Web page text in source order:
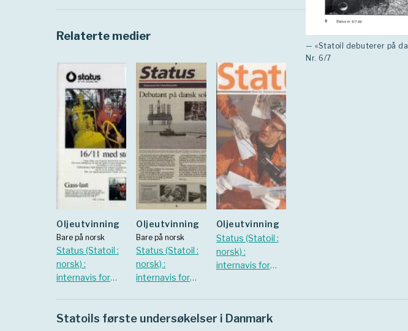
— «Statoil debuterer på
Nr. 6/7
Relaterte medier
Oljeutvinning
Bare på norsk
Status (Statoil :
norsk) :
internavis for
Oljeutvinning
Bare på norsk
Status (Statoil :
norsk) :
internavis for
Oljeutvinning
Status (Statoil :
norsk) :
internavis for
Statoils første undersøkelser i Danmark